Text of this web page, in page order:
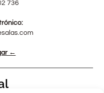
736
←